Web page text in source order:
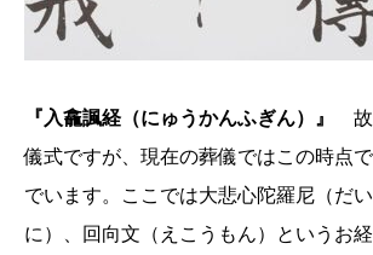
『入龕諷経（にゅうかんふぎん）』
儀式ですが、現在の葬儀ではこの時点
でいます。ここでは大悲心陀羅尼（だ
に）、回向文（えこうもん）というお経